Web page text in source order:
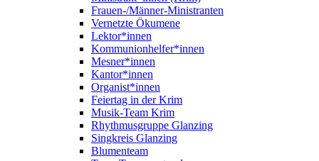
Frauen-/Männer-Ministranten
Vernetzte Ökumene
Lektor*innen
Kommunionhelfer*innen
Mesner*innen
Kantor*innen
Organist*innen
Feiertag in der Krim
Musik-Team Krim
Rhythmusgruppe Glanzing
Singkreis Glanzing
Blumenteam